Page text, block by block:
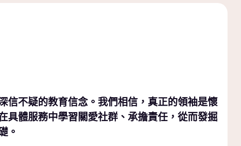
信不疑的教育信念。我們相信，真正的領袖是懷
具體服務中學習關愛社群、承擔責任，從而發掘
。